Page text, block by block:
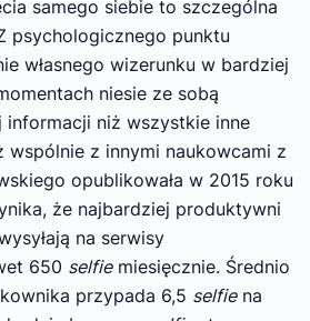
samego siebie to szczególna
psychologicznego punktu
własnego wizerunku w bardziej
niesie ze sobą
informacji niż wszystkie inne
wspólnie z innymi naukowcami z
opublikowała w 2015 roku
że najbardziej produktywni
na serwisy
650 selfiemiesięcznie. Średnio
przypada 6,5 selfiena